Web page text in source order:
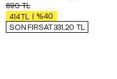
690TL
414TL
%40
SON FIRSAT 331,20 TL